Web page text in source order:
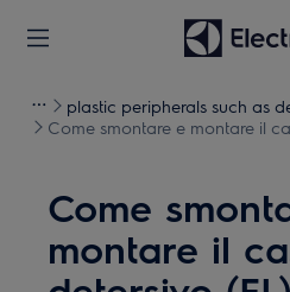
plastic peripherals such as
Come smontare e montare il
Come
montare il